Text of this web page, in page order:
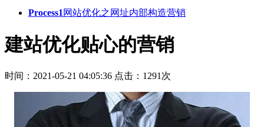
Process1 网站优化之网址内部构造营销
建站优化贴心的营销
时间：2021-05-21 04:05:36 点击：1291次